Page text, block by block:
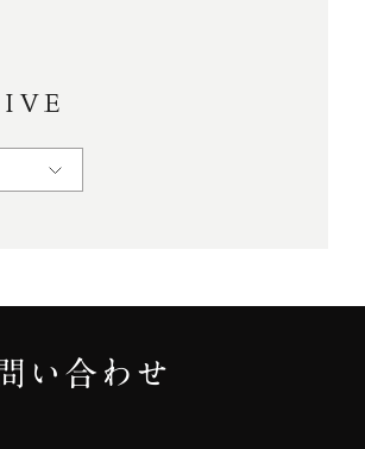
い合わせ